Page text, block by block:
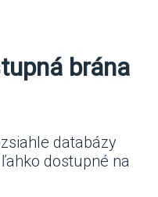
brána
databázy
dostupné na